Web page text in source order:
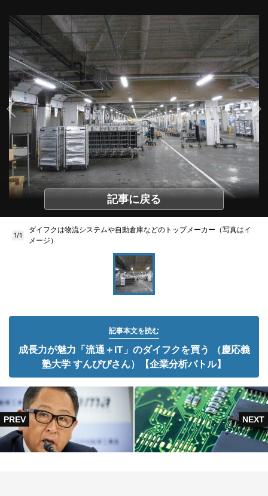
記事に戻る
1/1
ダイフクは物流システムや自動倉庫などのトップメーカー（写真はイ
メージ）
記事本文を読む
成長力が魅力「流通＋IT」のダイフクを買う （慶応義
塾大学 すんぴぴさん）【企業分析バトル】